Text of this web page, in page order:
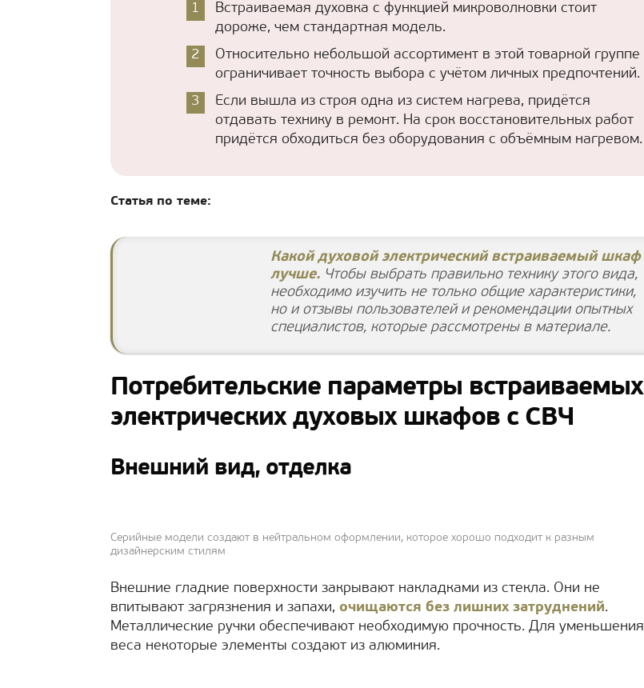
Встраиваемая духовка с функцией микроволновки стоит
дороже, чем стандартная модель.
Относительно небольшой ассортимент в этой товарной группе
ограничивает точность выбора с учётом личных предпочтений.
Если вышла из строя одна из систем нагрева, придётся
отдавать технику в ремонт. На срок восстановительных работ
придётся обходиться без оборудования с объёмным нагревом.
Статья по теме:
Какой духовой электрический встраиваемый шкаф
лучше. Чтобы выбрать правильно технику этого вида,
необходимо изучить не только общие характеристики,
но и отзывы пользователей и рекомендации опытных
специалистов, которые рассмотрены в материале.
Потребительские параметры встраиваемых
электрических духовых шкафов с СВЧ
Внешний вид, отделка
Серийные модели создают в нейтральном оформлении, которое хорошо подходит к разным
дизайнерским стилям
Внешние гладкие поверхности закрывают накладками из стекла. Они не
впитывают загрязнения и запахи, очищаются без лишних затруднений.
Металлические ручки обеспечивают необходимую прочность. Для уменьшения
веса некоторые элементы создают из алюминия.